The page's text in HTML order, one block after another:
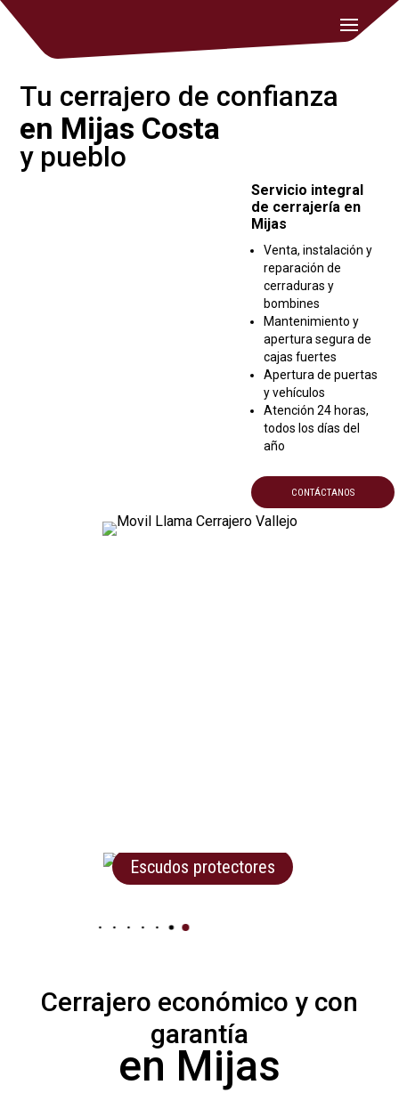
Tu cerrajero de confianza
en Mijas Costa
y pueblo
Servicio integral
de cerrajería en
Mijas
Venta, instalación y
reparación de
cerraduras y
bombines
Mantenimiento y
apertura segura de
cajas fuertes
Apertura de puertas
y vehículos
Atención 24 horas,
todos los días del
año
CONTÁCTANOS
Escudos protectores
Cerrajero económico y con
garantía
en Mijas